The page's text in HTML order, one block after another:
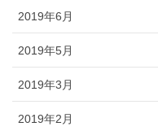
2019年6月
2019年5月
2019年3月
2019年2月